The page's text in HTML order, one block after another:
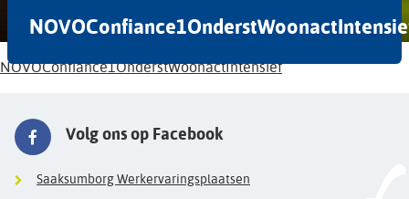
NOVOConfiance1OnderstWoonactIntensief
Volg ons op Facebook
Saaksumborg Werkervaringsplaatsen